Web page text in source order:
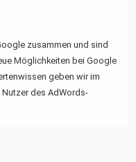
zusammen und sind
Möglichkeiten bei Google
geben wir im
Nutzer des AdWords-